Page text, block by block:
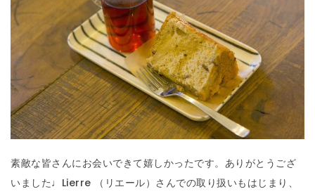
素敵な皆さんにお会いできて嬉しかったです。ありがとうござ
いました♩Lierre （リエール）さんでの取り扱いもはじまり、